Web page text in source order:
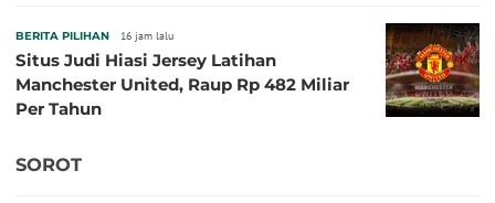
BERITA PILIHAN 16 jam lalu
Situs Judi Hiasi Jersey Latihan
Manchester United, Raup Rp 482 Miliar
Per Tahun
SOROT